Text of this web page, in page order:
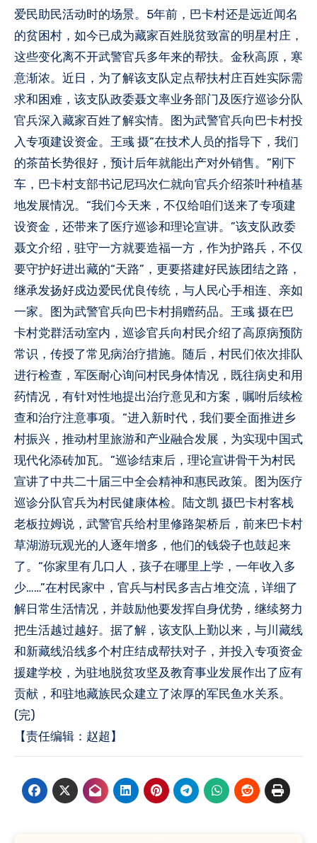
爱民助民活动时的场景。5年前，巴卡村还是远近闻名
的贫困村，如今已成为藏家百姓脱贫致富的明星村庄，
这些变化离不开武警官兵多年来的帮扶。金秋高原，寒
意渐浓。近日，为了解该支队定点帮扶村庄百姓实际需
求和困难，该支队政委聂文率业务部门及医疗巡诊分队
官兵深入藏家百姓了解实情。图为武警官兵向巴卡村投
入专项建设资金。王彧 摄“在技术人员的指导下，我们
的茶苗长势很好，预计后年就能出产对外销售。”刚下
车，巴卡村支部书记尼玛次仁就向官兵介绍茶叶种植基
地发展情况。“我们今天来，不仅给咱们送来了专项建
设资金，还带来了医疗巡诊和理论宣讲。”该支队政委
聂文介绍，驻守一方就要造福一方，作为护路兵，不仅
要守护好进出藏的“天路”，更要搭建好民族团结之路，
继承发扬好戍边爱民优良传统，与人民心手相连、亲如
一家。图为武警官兵向巴卡村捐赠药品。王彧 摄在巴
卡村党群活动室内，巡诊官兵向村民介绍了高原病预防
常识，传授了常见病治疗措施。随后，村民们依次排队
进行检查，军医耐心询问村民身体情况，既往病史和用
药情况，有针对性地提出治疗意见和方案，嘱咐后续检
查和治疗注意事项。“进入新时代，我们要全面推进乡
村振兴，推动村里旅游和产业融合发展，为实现中国式
现代化添砖加瓦。”巡诊结束后，理论宣讲骨干为村民
宣讲了中共二十届三中全会精神和惠民政策。图为医疗
巡诊分队官兵为村民健康体检。陆文凯 摄巴卡村客栈
老板拉姆说，武警官兵给村里修路架桥后，前来巴卡村
草湖游玩观光的人逐年增多，他们的钱袋子也鼓起来
了。“你家里有几口人，孩子在哪里上学，一年收入多
少……”在村民家中，官兵与村民多吉占堆交流，详细了
解日常生活情况，并鼓励他要发挥自身优势，继续努力
把生活越过越好。据了解，该支队上勤以来，与川藏线
和新藏线沿线多个村庄结成帮扶对子，并投入专项资金
援建学校，为驻地脱贫攻坚及教育事业发展作出了应有
贡献，和驻地藏族民众建立了浓厚的军民鱼水关系。
(完)
【责任编辑：赵超】